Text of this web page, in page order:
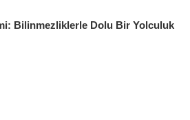
Bilinmezliklerle Dolu Bir Yolculuk